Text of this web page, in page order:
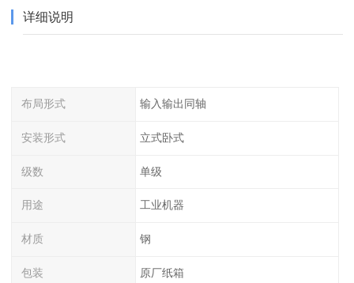
详细说明
布局形式 输入输出同轴
安装形式 立式卧式
级数 单级
用途 工业机器
材质 钢
包装 原厂纸箱